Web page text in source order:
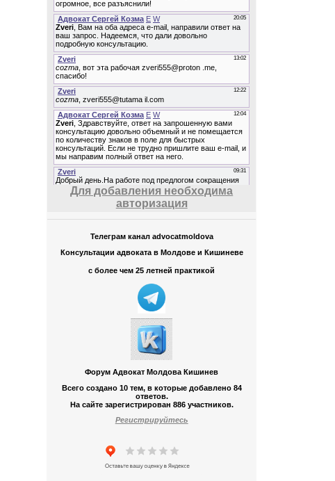
Для добавления необходима
авторизация
Телеграм канал advocatmoldova
Консультации адвоката в Молдове и Кишиневе
с более чем 25 летней практикой
Форум Адвокат Молдова Кишинев
Всего создано 10 тем, в которые добавлено 84
ответов.
На сайте зарегистрирован 886 участников.
Регистрируйтесь